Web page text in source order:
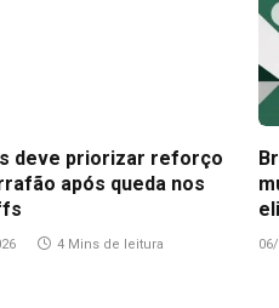
deve priorizar reforço
após queda nos
4 Mins de leitura